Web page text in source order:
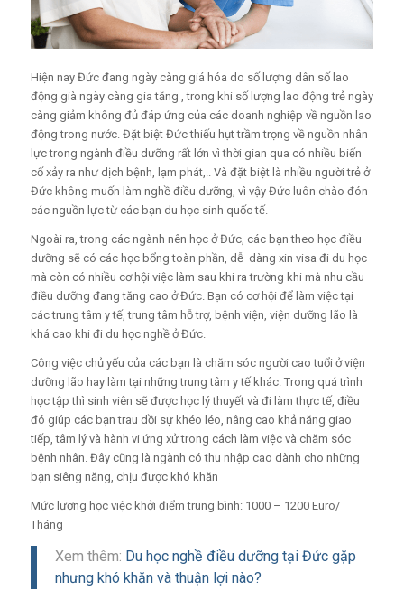
Hiện nay Đức đang ngày càng giá hóa do số lượng dân số lao
động già ngày càng gia tăng , trong khi số lượng lao động trẻ ngày
càng giảm không đủ đáp ứng của các doanh nghiệp về nguồn lao
động trong nước. Đặt biệt Đức thiếu hụt trầm trọng về nguồn nhân
lực trong ngành điều dưỡng rất lớn vì thời gian qua có nhiều biến
cố xảy ra như dịch bệnh, lạm phát,.. Và đặt biệt là nhiều người trẻ ở
Đức không muốn làm nghề điều dưỡng, vì vậy Đức luôn chào đón
các nguồn lực từ các bạn du học sinh quốc tế.
Ngoài ra, trong các ngành nên học ở Đức, các bạn theo học điều
dưỡng sẽ có các học bổng toàn phần, dễ dàng xin visa đi du học
mà còn có nhiều cơ hội việc làm sau khi ra trường khi mà nhu cầu
điều dưỡng đang tăng cao ở Đức. Bạn có cơ hội để làm việc tại
các trung tâm y tế, trung tâm hỗ trợ, bệnh viện, viện dưỡng lão là
khá cao khi đi du học nghề ở Đức.
Công việc chủ yếu của các bạn là chăm sóc người cao tuổi ở viện
dưỡng lão hay làm tại những trung tâm y tế khác. Trong quá trình
học tập thì sinh viên sẽ được học lý thuyết và đi làm thực tế, điều
đó giúp các bạn trau dồi sự khéo léo, nâng cao khả năng giao
tiếp, tâm lý và hành vi ứng xử trong cách làm việc và chăm sóc
bệnh nhân. Đây cũng là ngành có thu nhập cao dành cho những
bạn siêng năng, chịu được khó khăn
Mức lương học việc khởi điểm trung bình: 1000 – 1200 Euro/
Tháng
Xem thêm: Du học nghề điều dưỡng tại Đức gặp
nhưng khó khăn và thuận lợi nào?